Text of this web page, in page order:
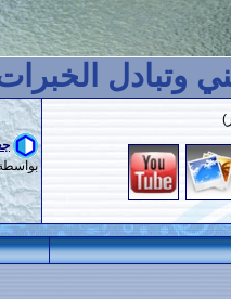
والمهارات
جعل الصورة ترفرف
بواسطةأبو خالد
04-10-2025
آخر مشاركة